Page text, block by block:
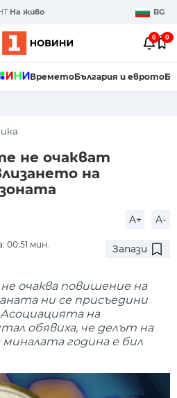
На живо BG
0 0
ВреметоБългария и еврото
не очакват
на
A+ A-
00:51 мин.
Запази
очаква повишение на
ни се присъедини
на
обявиха, че делът на
година е бил